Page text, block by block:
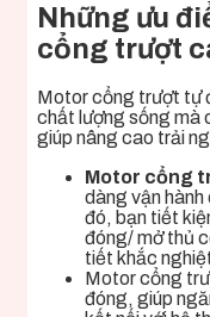
Những ưu
cổng trượt
Motor cổng trượt tự
chất lượng sống mà
giúp nâng cao trải
Motor cổng
dàng vận
đó, bạn tiết
đóng/ mở thủ
tiết khắc
Motor cổng
đóng, giúp